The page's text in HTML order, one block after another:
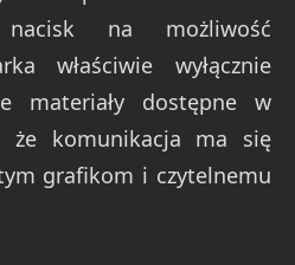
na możliwość
właściwie wyłącznie
materiały dostępne w
że komunikacja ma się
grafikom i czytelnemu